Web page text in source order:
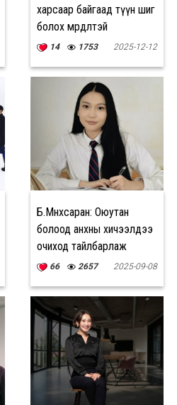
харсаар байгаад түүн шиг
болох мөрөөдөлтэй
болчихсон
14 1753 2025-12-12
Б.Мөнхсаран: Оюутан
болоод анхны хичээлдээ
очиход тайлбарлаж
болохооргүй сонин
66 2657 2025-09-08